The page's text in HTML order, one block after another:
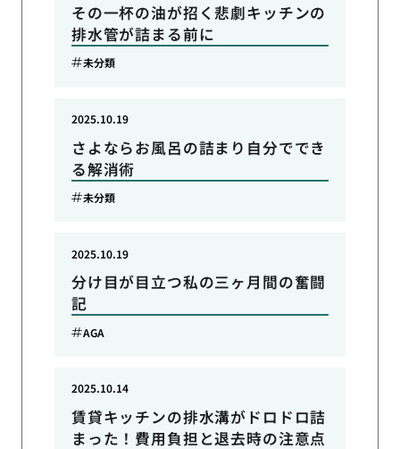
その一杯の油が招く悲劇キッチンの
排水管が詰まる前に
未分類
さよならお風呂の詰まり自分ででき
る解消術
2025.10.19
未分類
分け目が目立つ私の三ヶ月間の奮闘
記
2025.10.19
AGA
賃貸キッチンの排水溝がドロドロ詰
まった！費用負担と退去時の注意点
2025.10.14